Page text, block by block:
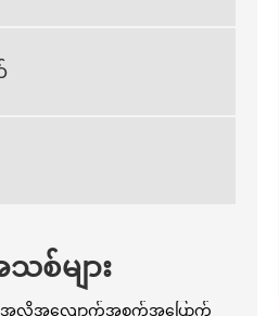
များ
အလိုအလျောက်အစက်အပြောက်